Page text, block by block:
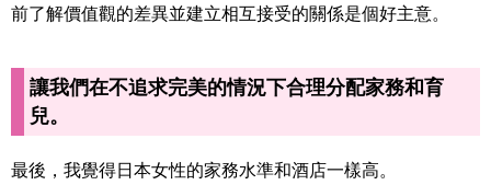
前了解價值觀的差異並建立相互接受的關係是個好主意。
讓我們在不追求完美的情況下合理分配家務和育
兒。
最後，我覺得日本女性的家務水準和酒店一樣高。